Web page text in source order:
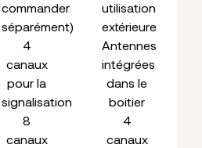
commander
séparément)
4
canaux
pour la
signalisation
8
canaux
utilisation
extérieure
Antennes
intégrées
dans le
boitier
4
canaux